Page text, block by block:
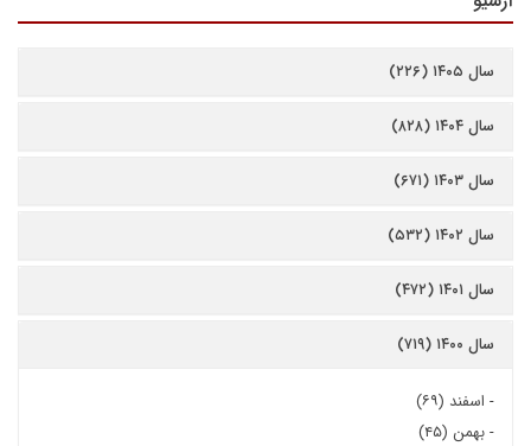
سال ۱۴۰۵ (۲۲۶)
سال ۱۴۰۴ (۸۲۸)
سال ۱۴۰۳ (۶۷۱)
سال ۱۴۰۲ (۵۳۲)
سال ۱۴۰۱ (۴۷۲)
سال ۱۴۰۰ (۷۱۹)
- اسفند (۶۹)
-بهمن (۴۵)